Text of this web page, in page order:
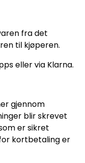
fra det
til kjøperen.
eller via Klarna.
gjennom
blir skrevet
er sikret
for kortbetaling er